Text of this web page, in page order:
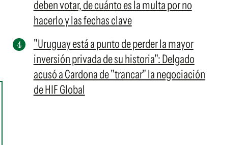
deben votar, de cuánto es la multa por no
hacerlo y las fechas clave
"Uruguay está a punto de perder la mayor
inversión privada de su historia": Delgado
acusó a Cardona de "trancar" la negociación
de HIF Global